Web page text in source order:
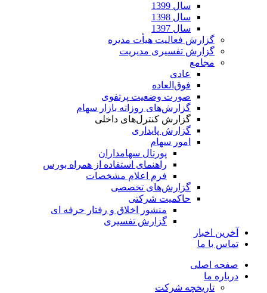
سال 1399
سال 1398
سال 1397
گزارش فعالیت هیأت مدیره
گزارش تفسیری مدیریت
مجامع
عادی
فوق‌العاده
صورت وضعیت پرتفوی
گزارش‌های روزانه بازار سهام
گزارش کنترل‌های داخلی
گزارش پایداری
امور سهام
پورتال سهامداران
راهنمای استفاده از همراه بورس
فرم اعلام مشخصات
گزارش‌های تخصصی
حاکمیت شرکتی
منشور اخلاق و رفتار حرفه­ ای
گزارش تفسیری
آخرین اخبار
تماس با ما
صفحه اصلی
درباره ما
تاریخچه شرکت